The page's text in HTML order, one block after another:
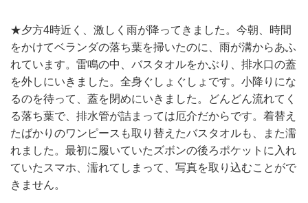
★夕方4時近く、激しく雨が降ってきました。今朝、時間
をかけてベランダの落ち葉を掃いたのに、雨が溝からあふ
れています。雷鳴の中、バスタオルをかぶり、排水口の蓋
を外しにいきました。全身ぐしょぐしょです。小降りにな
るのを待って、蓋を閉めにいきました。どんどん流れてく
る落ち葉で、排水管が詰まっては厄介だからです。着替え
たばかりのワンピースも取り替えたバスタオルも、また濡
れました。最初に履いていたズボンの後ろポケットに入れ
ていたスマホ、濡れてしまって、写真を取り込むことがで
きません。